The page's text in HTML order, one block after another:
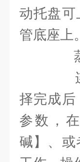
动托盘可
管底座上。
连
择完成后
参数，
碱】、或